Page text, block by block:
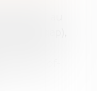
2017 au
(value gap),
of-